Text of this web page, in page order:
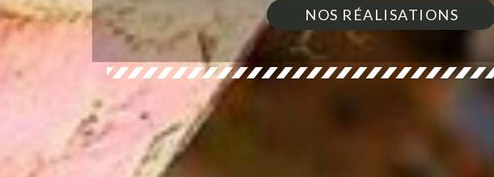
NOS RÉALISATIONS